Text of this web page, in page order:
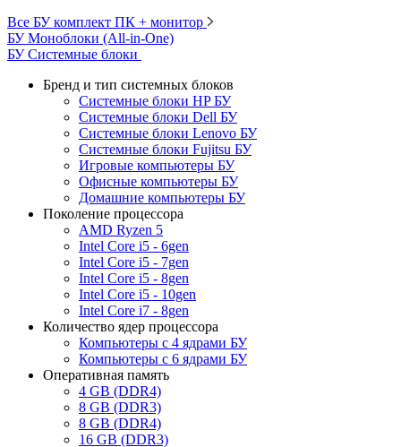
Все БУ комплект ПК + монитор
БУ Моноблоки (All-in-One)
БУ Системные блоки
Бренд и тип системных блоков
Системные блоки HP БУ
Системные блоки Dell БУ
Системные блоки Lenovo БУ
Системные блоки Fujitsu БУ
Игровые компьютеры БУ
Офисные компьютеры БУ
Домашние компьютеры БУ
Поколение процессора
AMD Ryzen 5
Intel Core i5 - 6gen
Intel Core i5 - 7gen
Intel Core i5 - 8gen
Intel Core i5 - 10gen
Intel Core i7 - 8gen
Количество ядер процессора
Компьютеры с 4 ядрами БУ
Компьютеры с 6 ядрами БУ
Оперативная память
4 GB (DDR4)
8 GB (DDR3)
8 GB (DDR4)
16 GB (DDR3)